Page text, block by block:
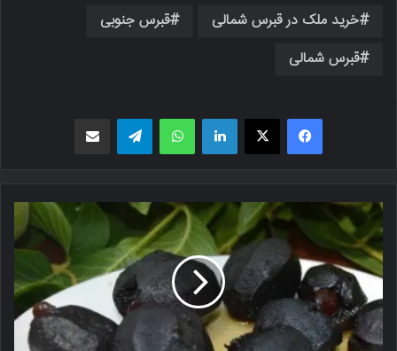
خرید ملک در قبرس شمالی
قبرس جنوبی
قبرس شمالی
فیسبوک X لینکدین واتس اپ